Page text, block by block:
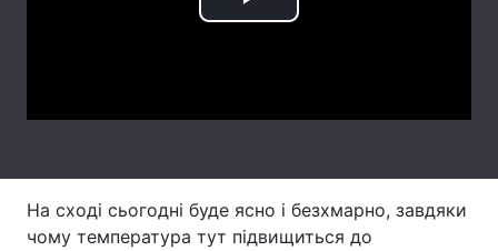
Думки
Контакти
Play
На сході сьогодні буде ясно і безхмарно, завдяки
чому температура тут підвищиться до